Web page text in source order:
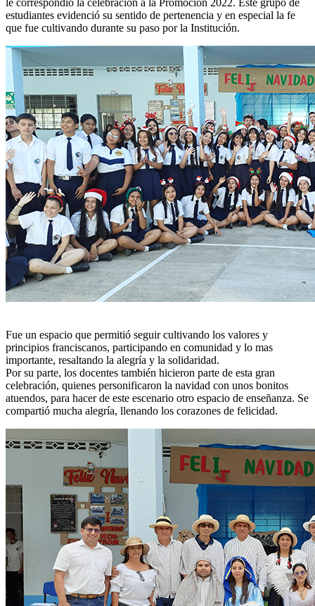
estudiantes evidenció su sentido de pertenencia y en especial la fe
que fue cultivando durante su paso por la Institución.
Fue un espacio que permitió seguir cultivando los valores y
principios franciscanos, participando en comunidad y lo mas
importante, resaltando la alegría y la solidaridad.
Por su parte, los docentes también hicieron parte de esta gran
celebración, quienes personificaron la navidad con unos bonitos
atuendos, para hacer de este escenario otro espacio de enseñanza. Se
compartió mucha alegría, llenando los corazones de felicidad.